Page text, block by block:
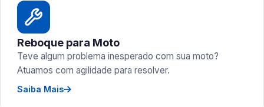
Reboque para Moto
Teve algum problema inesperado com sua moto?
Atuamos com agilidade para resolver.
Saiba Mais